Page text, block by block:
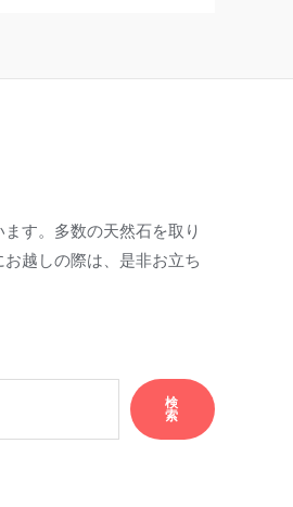
す。多数の天然石を取り
越しの際は、是非お立ち
検
索